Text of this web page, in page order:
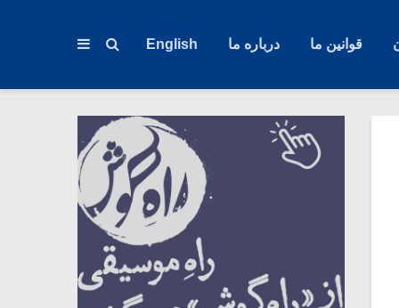
قوانین ما درباره ما English